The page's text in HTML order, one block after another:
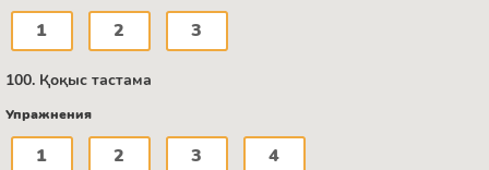
1 2 3
100. Қоқыс тастама
Упражнения
1 2 3 4